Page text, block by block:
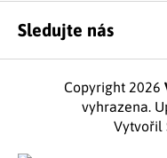
Sledujte nás
Vytvořil
Copyright 2026
vyhrazena.